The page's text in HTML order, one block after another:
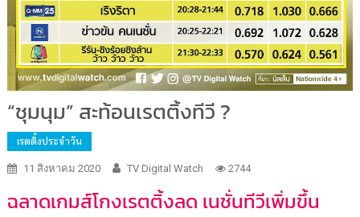
“ชุมนุม” สะท้อนเรตติ้งทีวี ?
เรตติ้งประจำวัน
11 สิงหาคม 2020 TV Digital Watch 2744
ฉลาดเกมส์โกงเรตติ้งลด เนชั่นทีวีเพิ่มขึ้น